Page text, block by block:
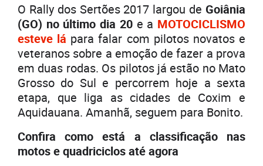
O Rally dos Sertões 2017 largou de Goiânia
(GO) no último dia 20e a MOTOCICLISMO
esteve lá para falar com pilotos novatos e
veteranos sobre a emoção de fazer a prova
em duas rodas. Os pilotos já estão no Mato
Grosso do Sul e percorrem hoje a sexta
etapa, que liga as cidades de Coxim e
Aquidauana. Amanhã, seguem para Bonito.
Confira como está a classificação nas
motos e quadriciclos até agora